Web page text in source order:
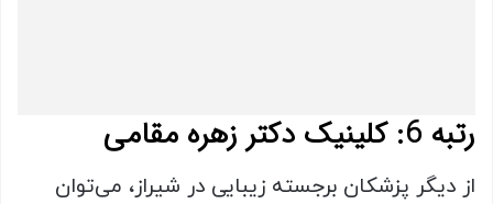
رتبه 6: کلینیک دکتر زهره مقامی
از دیگر پزشکان برجسته زیبایی در شیراز، می‌توان